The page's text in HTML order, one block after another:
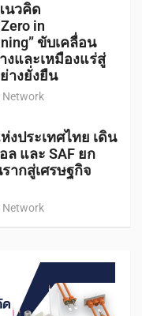
นวคิด
in
ขับเคลื่อน
งและเหมืองแร่สู่
างยั่งยืน
Network
ประเทศไทย เดิน
และ SAF ยก
ากสู่เศรษฐกิจ
Network